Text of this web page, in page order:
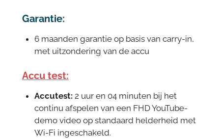
Garantie:
6 maanden garantie op basis van carry-in,
met uitzondering van de accu
Accu test:
Accutest: 2 uur en 04 minuten bij het
continu afspelen van een FHD YouTube-
demo video op standaard helderheid met
Wi-Fi ingeschakeld.